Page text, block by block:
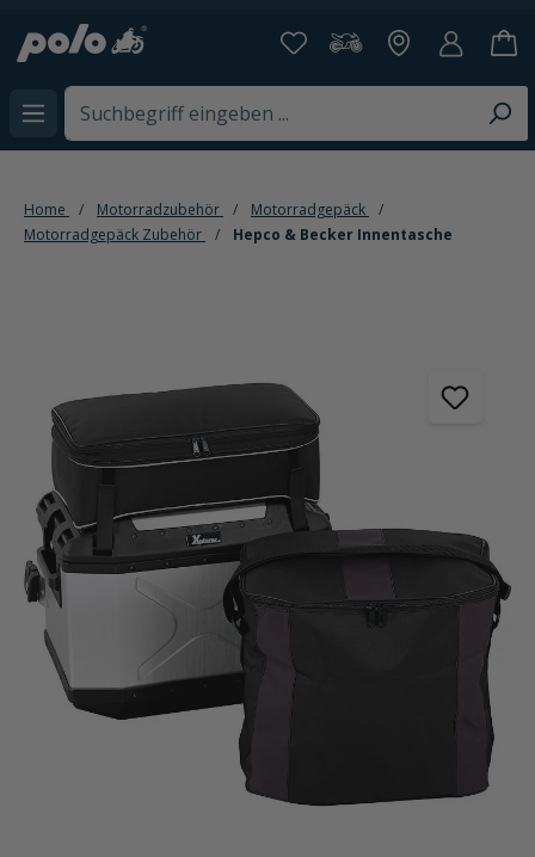
springen
Home Motorradzubehör
Motorradgepäck
Motorradgepäck Zubehör
Hepco & Becker Innentasche